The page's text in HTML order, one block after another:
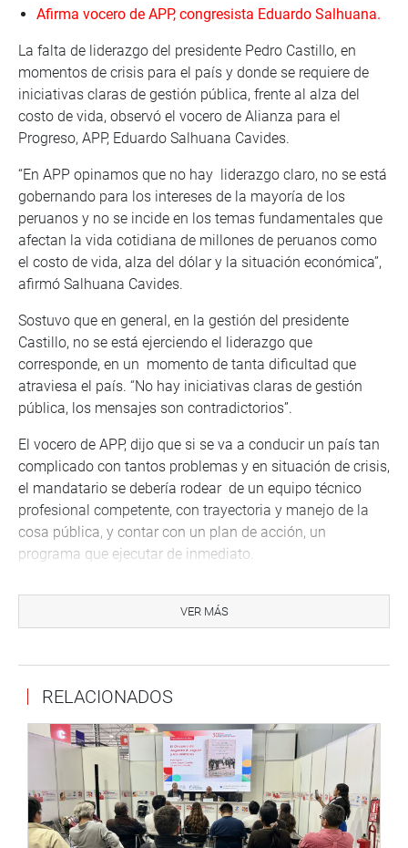
Afirma vocero de APP, congresista Eduardo Salhuana.
La falta de liderazgo del presidente Pedro Castillo, en
momentos de crisis para el país y donde se requiere de
iniciativas claras de gestión pública, frente al alza del
costo de vida, observó el vocero de Alianza para el
Progreso, APP, Eduardo Salhuana Cavides.
“En APP opinamos que no hay liderazgo claro, no se está
gobernando para los intereses de la mayoría de los
peruanos y no se incide en los temas fundamentales que
afectan la vida cotidiana de millones de peruanos como
el costo de vida, alza del dólar y la situación económica”,
afirmó Salhuana Cavides.
Sostuvo que en general, en la gestión del presidente
Castillo, no se está ejerciendo el liderazgo que
corresponde, en un momento de tanta dificultad que
atraviesa el país. “No hay iniciativas claras de gestión
pública, los mensajes son contradictorios”.
El vocero de APP, dijo que si se va a conducir un país tan
complicado con tantos problemas y en situación de crisis,
el mandatario se debería rodear de un equipo técnico
profesional competente, con trayectoria y manejo de la
cosa pública, y contar con un plan de acción, un
programa que ejecutar de inmediato.
“Hay problemas con la escasez de vacunas. En Madre de
Dios no llegan los recursos para las obras y proyectos de
inversión, porque no se han nombrado viceministros o
vamos y que instrumentos de gestión pública van a
utilizar –desde el gobierno- y a que aspectos destinaran
el presupuesto público, que aspectos se van a encarar de
manera urgente en los próximos cien días o seis meses.
Informó que esos temas serán debatidos, así como los
VER MÁS
RELACIONADOS